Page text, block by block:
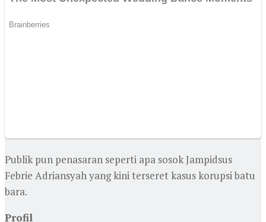
Publik pun penasaran seperti apa sosok Jampidsus
Febrie Adriansyah yang kini terseret kasus korupsi batu
bara.
Profil